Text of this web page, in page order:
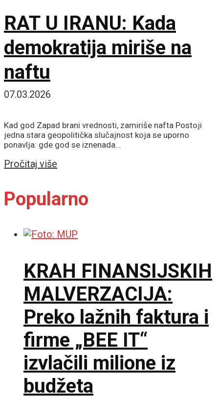
RAT U IRANU: Kada
demokratija miriše na
naftu
07.03.2026
Kad god Zapad brani vrednosti, zamiriše nafta Postoji
jedna stara geopolitička slučajnost koja se uporno
ponavlja: gde god se iznenada...
Pročitaj više
Popularno
KRAH FINANSIJSKIH
MALVERZACIJA:
Preko lažnih faktura i
firme „BEE IT“
izvlačili milione iz
budžeta